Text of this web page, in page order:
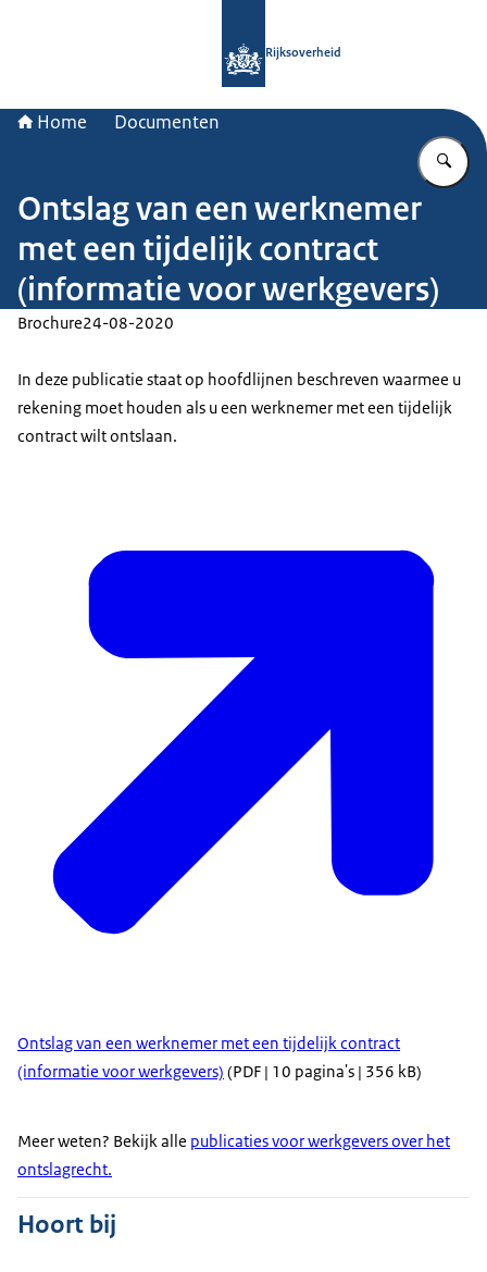
Rijksoverheid
Home Documenten
Ontslag van een werknemer
met een tijdelijk contract
(informatie voor werkgevers)
Brochure24-08-2020
In deze publicatie staat op hoofdlijnen beschreven waarmee u
rekening moet houden als u een werknemer met een tijdelijk
contract wilt ontslaan.
Ontslag van een werknemer met een tijdelijk contract
(informatie voor werkgevers) (PDF | 10 pagina's | 356 kB)
Meer weten? Bekijk alle publicaties voor werkgevers over het
ontslagrecht.
Hoort bij